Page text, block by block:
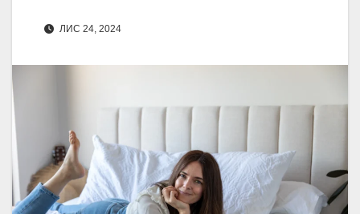
ЛИС 24, 2024